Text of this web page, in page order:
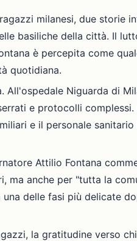
milanesi, due storie
basiliche della città. Il
è percepita come
quotidiana.
All'ospedale Niguarda di
e protocolli complessi.
e il personale
Attilio Fontana
ma anche per "tutta la
delle fasi più delicate
la gratitudine verso